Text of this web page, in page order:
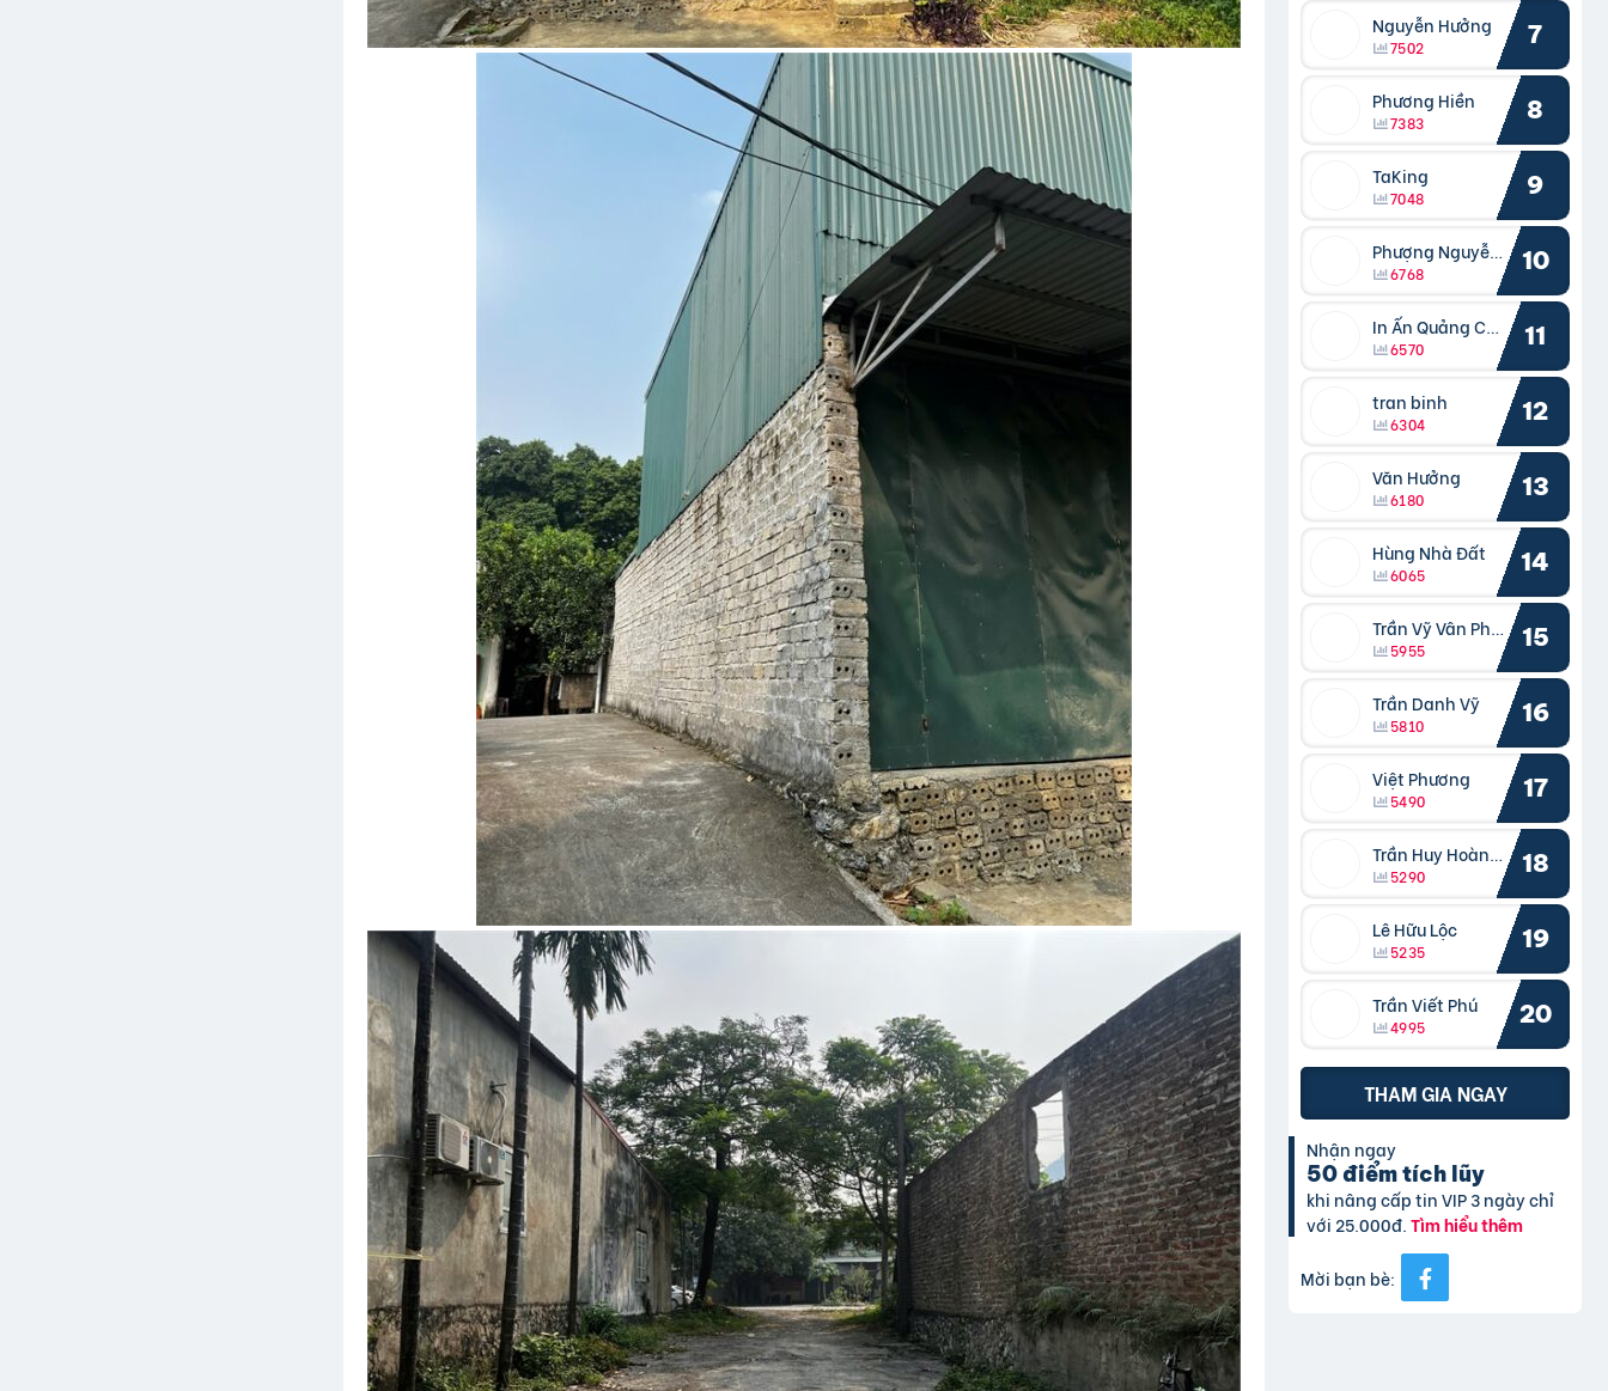
Nguyễn Hưởng
7502 7
Phương Hiền
7383 8
TaKing
7048 9
Phượng Nguyễn Phượng
6768 10
In Ấn Quảng Cáo Cần Thơ
6570 11
tran binh
6304 12
Văn Hưởng
6180 13
Hùng Nhà Đất
6065 14
Trần Vỹ Vân Phong
5955 15
Trần Danh Vỹ
5810 16
Việt Phương
5490 17
Trần Huy Hoàng Bắc
5290 18
Lê Hữu Lộc
5235 19
Trần Viết Phú
4995 20
THAM GIA NGAY
Nhận ngay
50 điểm tích lũy
khi nâng cấp tin VIP 3 ngày chỉ
với 25.000đ.Tìm hiểu thêm
Mời bạn bè: